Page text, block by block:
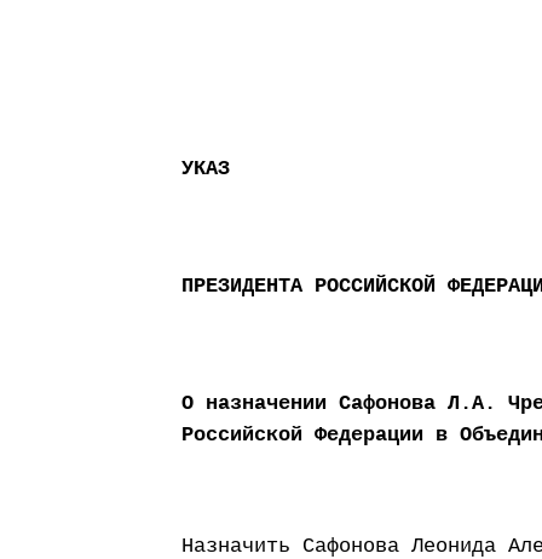
УКАЗ
ПРЕЗИДЕНТА РОССИЙСКОЙ
О назначении Сафонова Л.А.
Российской Федерации в
Назначить Сафонова Леонида